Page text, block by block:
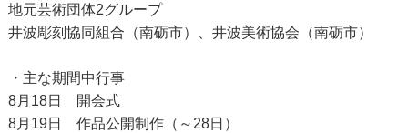
地元芸術団体2グループ
井波彫刻協同組合（南砺市）、井波美術協会（南砺市）
・主な期間中行事
8月18日 開会式
8月19日 作品公開制作（～28日）